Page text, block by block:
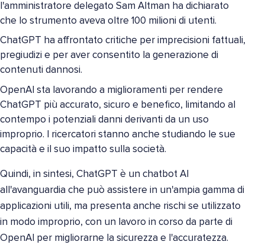
l'amministratore delegato Sam Altman ha dichiarato
che lo strumento aveva oltre 100 milioni di utenti.
ChatGPT ha affrontato critiche per imprecisioni fattuali,
pregiudizi e per aver consentito la generazione di
contenuti dannosi.
OpenAI sta lavorando a miglioramenti per rendere
ChatGPT più accurato, sicuro e benefico, limitando al
contempo i potenziali danni derivanti da un uso
improprio. I ricercatori stanno anche studiando le sue
capacità e il suo impatto sulla società.
Quindi, in sintesi, ChatGPT è un chatbot AI
all'avanguardia che può assistere in un'ampia gamma di
applicazioni utili, ma presenta anche rischi se utilizzato
in modo improprio, con un lavoro in corso da parte di
OpenAI per migliorarne la sicurezza e l'accuratezza.